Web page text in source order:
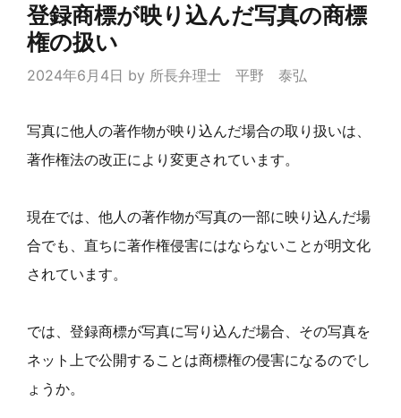
登録商標が映り込んだ写真の商標
権の扱い
2024年6月4日 by 所長弁理士 平野 泰弘
写真に他人の著作物が映り込んだ場合の取り扱いは、
著作権法の改正により変更されています。
現在では、他人の著作物が写真の一部に映り込んだ場
合でも、直ちに著作権侵害にはならないことが明文化
されています。
では、登録商標が写真に写り込んだ場合、その写真を
ネット上で公開することは商標権の侵害になるのでし
ょうか。